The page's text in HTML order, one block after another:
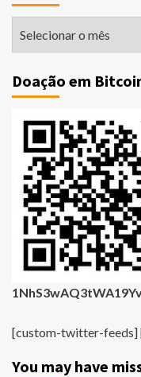
Doação em
[custom-twitter-
You may have